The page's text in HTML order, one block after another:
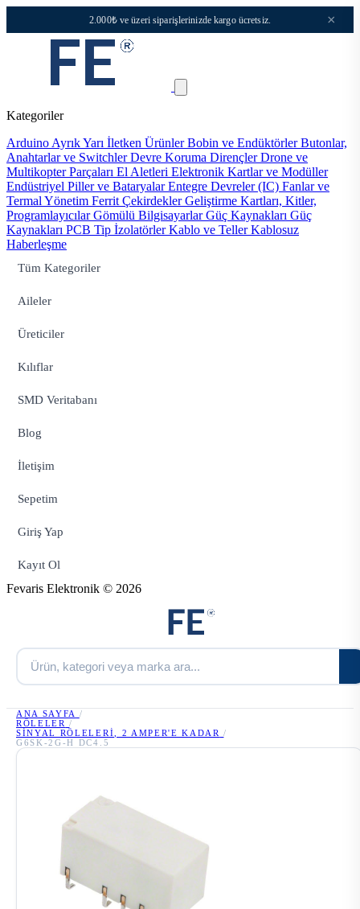
2.000₺ ve üzeri siparişlerinizde kargo ücretsiz. ×
Kategoriler
Arduino Ayrık Yarı İletken ÜrünlerBobin ve EndüktörlerButonlar,
Anahtarlar ve SwitchlerDevre Koruma DirençlerDrone ve
Multikopter Parçaları El Aletleri Elektronik Kartlar ve Modüller
Endüstriyel Piller ve BataryalarEntegre Devreler (IC) Fanlar ve
Termal Yönetim Ferrit ÇekirdeklerGeliştirme Kartları, Kitler,
ProgramlayıcılarGömülü BilgisayarlarGüç Kaynakları Güç
Kaynakları PCB Tip İzolatörlerKablo ve TellerKablosuz
Haberleşme
Tüm Kategoriler
Aileler
Üreticiler
Kılıflar
SMD Veritabanı
Blog
İletişim
Sepetim
Giriş Yap
Kayıt Ol
Fevaris Elektronik © 2026
ANA SAYFA /
RÖLELER
/
SINYAL RÖLELERI, 2 AMPER'E KADAR
/
G6SK-2G-H DC4.5